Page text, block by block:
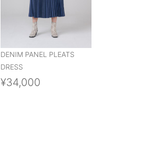
DENIM PANEL PLEATS
DRESS
¥34,000